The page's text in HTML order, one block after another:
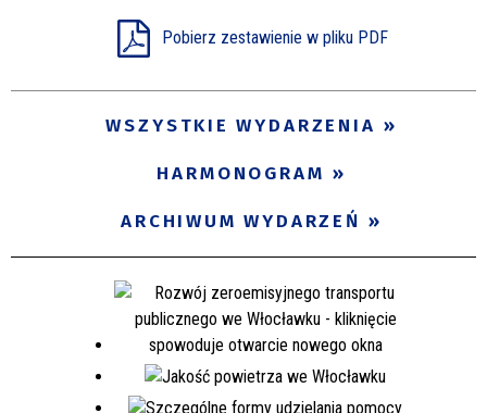
Pobierz zestawienie w pliku PDF
WSZYSTKIE WYDARZENIA
HARMONOGRAM
ARCHIWUM WYDARZEŃ